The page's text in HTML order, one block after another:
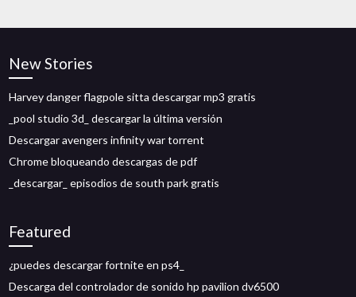
New Stories
Harvey danger flagpole sitta descargar mp3 gratis
_pool studio 3d_ descargar la última versión
Descargar avengers infinity war torrent
Chrome bloqueando descargas de pdf
_descargar_ episodios de south park gratis
Featured
¿puedes descargar fortnite en ps4_
Descarga del controlador de sonido hp pavilion dv6500